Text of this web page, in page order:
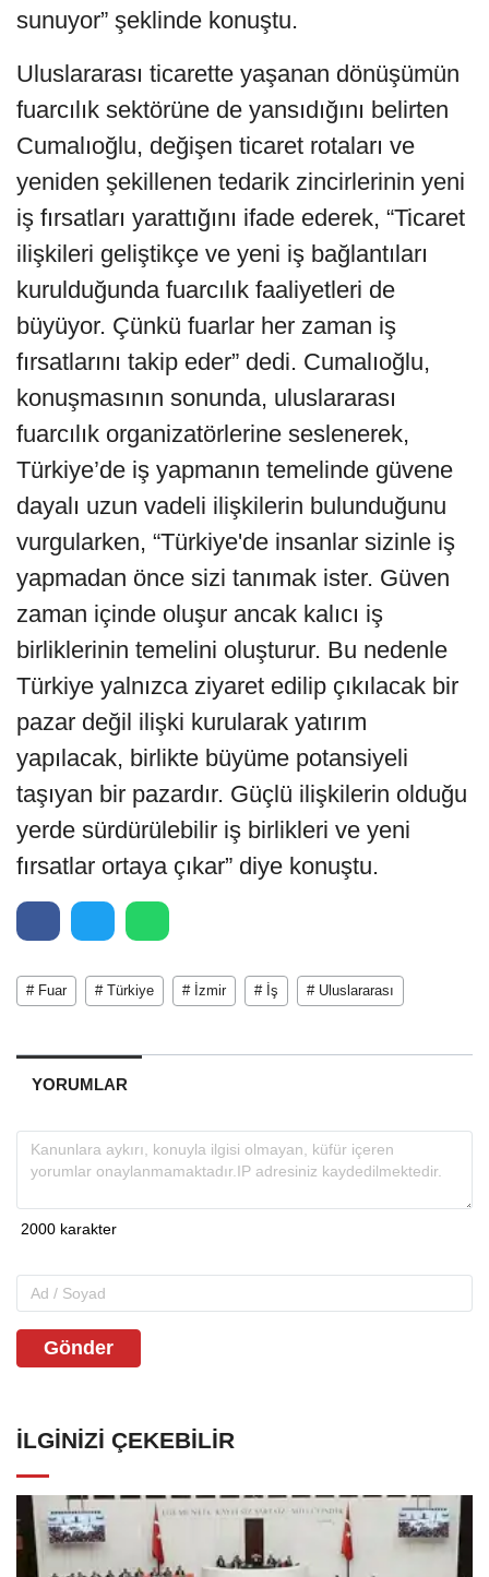
sunuyor” şeklinde konuştu.
Uluslararası ticarette yaşanan dönüşümün
fuarcılık sektörüne de yansıdığını belirten
Cumalıoğlu, değişen ticaret rotaları ve
yeniden şekillenen tedarik zincirlerinin yeni
iş fırsatları yarattığını ifade ederek, “Ticaret
ilişkileri geliştikçe ve yeni iş bağlantıları
kurulduğunda fuarcılık faaliyetleri de
büyüyor. Çünkü fuarlar her zaman iş
fırsatlarını takip eder” dedi. Cumalıoğlu,
konuşmasının sonunda, uluslararası
fuarcılık organizatörlerine seslenerek,
Türkiye’de iş yapmanın temelinde güvene
dayalı uzun vadeli ilişkilerin bulunduğunu
vurgularken, “Türkiye'de insanlar sizinle iş
yapmadan önce sizi tanımak ister. Güven
zaman içinde oluşur ancak kalıcı iş
birliklerinin temelini oluşturur. Bu nedenle
Türkiye yalnızca ziyaret edilip çıkılacak bir
pazar değil ilişki kurularak yatırım
yapılacak, birlikte büyüme potansiyeli
taşıyan bir pazardır. Güçlü ilişkilerin olduğu
yerde sürdürülebilir iş birlikleri ve yeni
fırsatlar ortaya çıkar” diye konuştu.
# Fuar # Türkiye # İzmir # İş # Uluslararası
YORUMLAR
Gönder
İLGINIZI ÇEKEBILIR